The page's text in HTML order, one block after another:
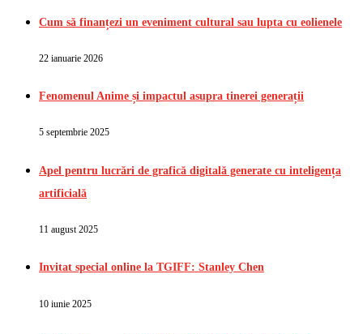
Cum să finanțezi un eveniment cultural sau lupta cu eolienele
22 ianuarie 2026
Fenomenul Anime și impactul asupra tinerei generații
5 septembrie 2025
Apel pentru lucrări de grafică digitală generate cu inteligența
artificială
11 august 2025
Invitat special online la TGIFF: Stanley Chen
10 iunie 2025